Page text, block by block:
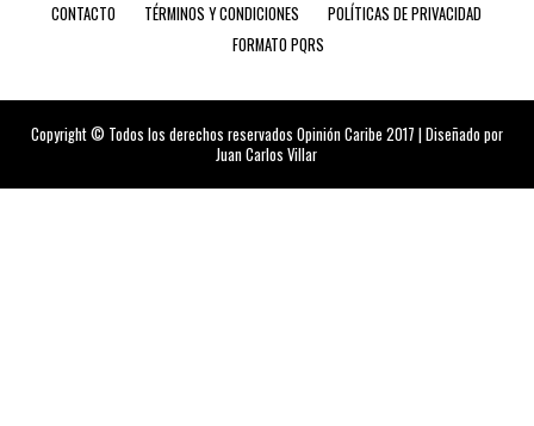
CONTACTO TÉRMINOS Y CONDICIONES
POLÍTICAS DE PRIVACIDAD
FORMATO PQRS
Copyright © Todos los derechos reservados Opinión Caribe 2017 | Diseñado por
Juan Carlos Villar